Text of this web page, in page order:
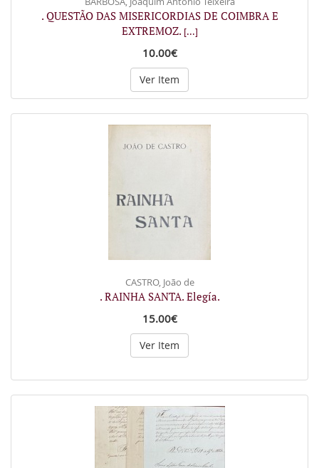
. QUESTÃO DAS MISERICORDIAS DE COIMBRA E
EXTREMOZ. [...]
10.00€
Ver Item
CASTRO, João de
. RAINHA SANTA. Elegía.
15.00€
Ver Item